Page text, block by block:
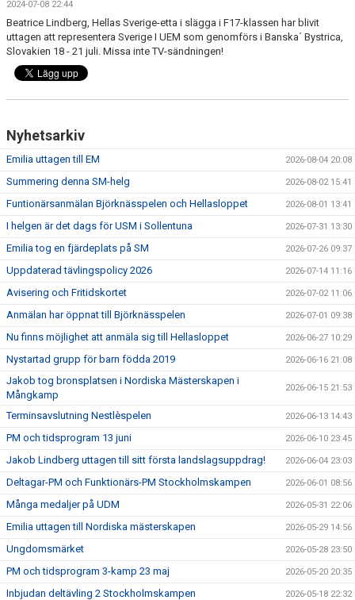
FÖR TRÄNARE
FÖR MEDLEMMAR
2024-07-08 22:44
Beatrice Lindberg, Hellas Sverige-etta i slägga i F17-klassen har blivit
uttagen att representera Sverige I UEM som genomförs i Banska´ Bystrica,
Slovakien 18 - 21 juli. Missa inte TV-sändningen!
Nyhetsarkiv
Emilia uttagen till EM 2026-08-04 20:08
Summering denna SM-helg 2026-08-02 15:41
Funtionärsanmälan Björknässpelen och Hellasloppet 2026-08-01 13:41
I helgen är det dags för USM i Sollentuna 2026-07-31 13:30
Emilia tog en fjärdeplats på SM 2026-07-26 09:37
Uppdaterad tävlingspolicy 2026 2026-07-14 11:16
Avisering och Fritidskortet 2026-07-02 11:06
Anmälan har öppnat till Björknässpelen 2026-07-01 09:38
Nu finns möjlighet att anmäla sig till Hellasloppet 2026-06-27 10:29
Nystartad grupp för barn födda 2019 2026-06-16 21:08
Jakob tog bronsplatsen i Nordiska Mästerskapen i
Mångkamp
2026-06-15 21:53
Terminsavslutning Nestlèspelen 2026-06-13 14:43
PM och tidsprogram 13 juni 2026-06-10 23:45
Jakob Lindberg uttagen till sitt första landslagsuppdrag! 2026-06-04 23:03
Deltagar-PM och Funktionärs-PM Stockholmskampen 2026-06-01 08:56
Många medaljer på UDM 2026-05-31 22:06
Emilia uttagen till Nordiska mästerskapen 2026-05-29 14:56
Ungdomsmärket 2026-05-28 23:50
PM och tidsprogram 3-kamp 23 maj 2026-05-20 20:35
Inbjudan deltävling 2 Stockholmskampen 2026-05-18 22:32